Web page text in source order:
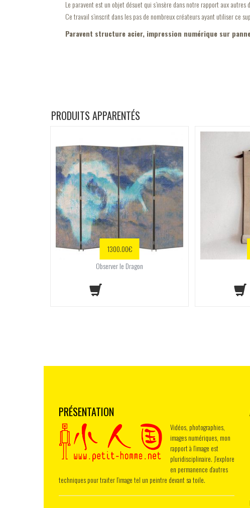
Le paravent est un objet désuet qui s’insère dans notre rapport aux autres
Ce travail s’inscrit dans les pas de nombreux créateurs ayant utiliser ce
Paravent structure acier, impression numérique sur
PRODUITS APPARENTÉS
1300.00€
Observer le Dragon
PRÉSENTATION
Vidéos, photographies,
images numériques, mon
rapport à l’image est
pluridisciplinaire. J’explore
en permanence d’autres
techniques pour traiter l’image tel un peintre devant sa toile.